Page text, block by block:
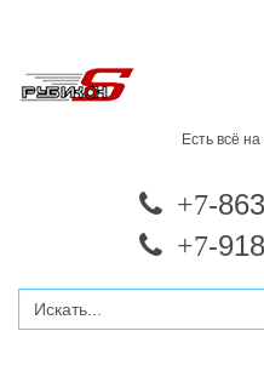
Есть всё
+7-
+7-